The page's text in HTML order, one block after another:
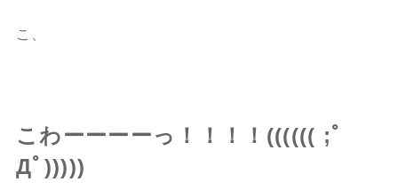
こ、
こわーーーーっ！！！！(((((( ;ﾟ
Дﾟ)))))